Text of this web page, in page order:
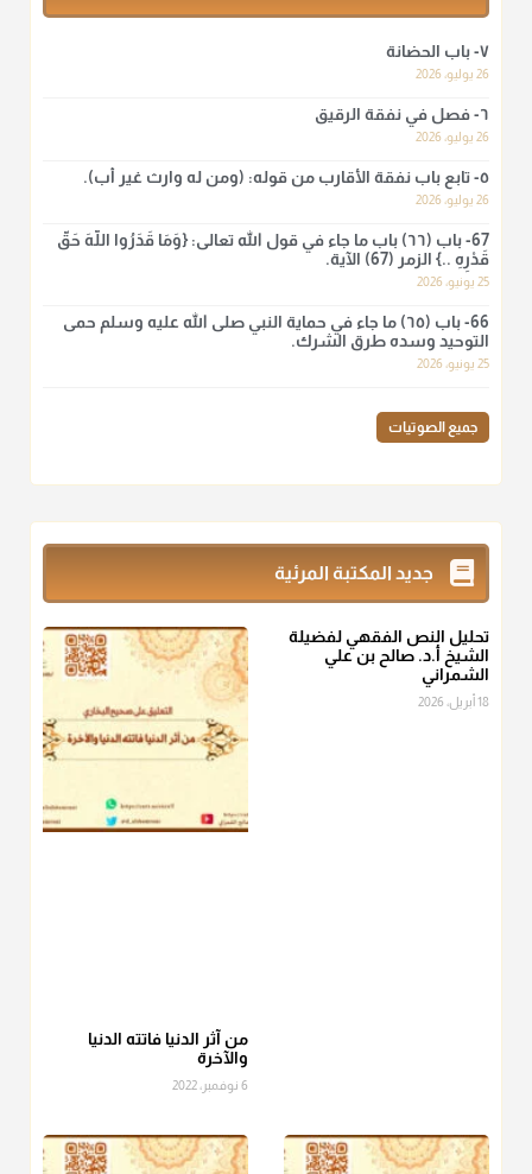
لا أعلم لدعاء ختم القرآن في الصلاة أصلاً صحيحاً يعتمد عليه من سنة
الرسول صلى الله عليه وسلّم، ولا من عمل الصحابة رضي الله
منذ 3 شهر
أ.د. صالح الشمراني
نرى اليوم بأبصارنا بعض ما رأى العلماء ببصائرهم: "والرافضة ليس
لهم سعي إلا في هدم الإسلام و نقض عراه...فأيامهم في الإسلام
كلها سود" ابن تيمية.
أ.د. صالح الشمراني
المعتدلين غير مقبوضتين ولا مبسوطتين أربع مرات من الرز أو البر
أو التمر أو اللحم
منذ 3 شهر
، فإلم يعلم إلا بعد ذلك لم تجزه لقولهﷺ:
الصاع..فمن شق عليه إخراج الطعام هذه الأيام وأراد إخراج القيمة
أ.د. صالح الشمراني
٧- باب الحضانة
26 يوليو، 2026
٦- فصل في نفقة الرقيق
26 يوليو، 2026
٥- تابع باب نفقة الأقارب من قوله: (ومن له وارث غير أب).
26 يوليو، 2026
67- باب (٦٦) باب ما جاء في قول الله تعالى: {وَمَا قَدَرُوا اللَّهَ حَقَّ
قَدْرِهِ ..} الزمر (67) الآية.
25 يونيو، 2026
66- باب (٦٥) ما جاء في حماية النبي صلى الله عليه وسلم حمى
التوحيد وسده طرق الشرك.
25 يونيو، 2026
جميع الصوتيات
جديد المكتبة المرئية
تحليل النص الفقهي لفضيلة
الشيخ أ.د. صالح بن علي
الشمراني
18 أبريل، 2026
من آثر الدنيا فاتته الدنيا
والآخرة
6 نوفمبر، 2022